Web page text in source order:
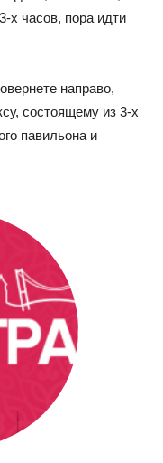
х часов, пора идти
направо,
состоящему из 3-х
павильона и